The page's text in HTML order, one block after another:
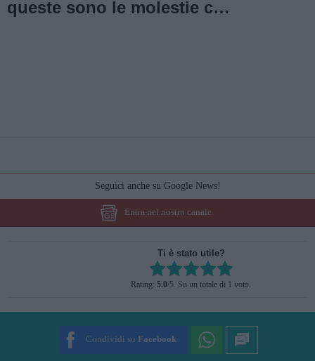
queste sono le molestie che
Seguici anche su Google News!
Entra nel nostro canale
Ti è stato utile?
Rate this item:
SUBMIT RATING
Rating: 5.0/5. Su un totale di 1 voto.
Condividi su Facebook